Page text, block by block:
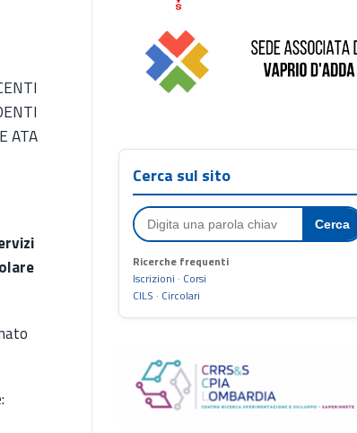
ATA
Cerca sul sito
Cerca
Ricerche frequenti
Iscrizioni · Corsi
CILS · Circolari